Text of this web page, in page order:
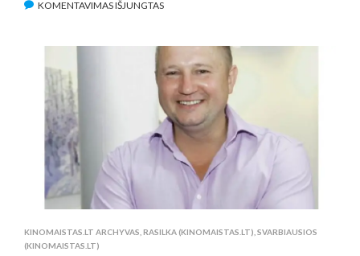
KOMENTAVIMAS IŠJUNGTASĮRAŠE
VIDEO
MENO
FESTIVALIS
VIDEONALE
KINOMAISTAS.LT ARCHYVAS RASILKA (KINOMAISTAS.LT) SVARBIAUSIOS
(KINOMAISTAS.LT)